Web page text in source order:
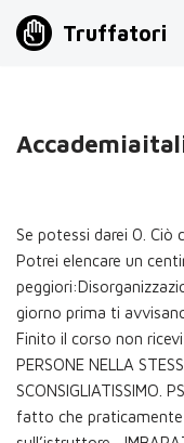
Truffatori
Se potessi darei 0. Ciò
Potrei elencare un
giorno prima ti
Finito il corso non
PERSONE NELLA
SCONSIGLIATISSIMO.
fatto che